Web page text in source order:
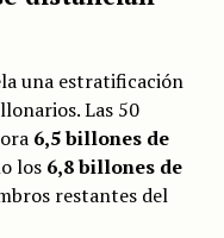
una estratificación
Las 50
6,5 billones de
los 6,8 billones de
restantes del